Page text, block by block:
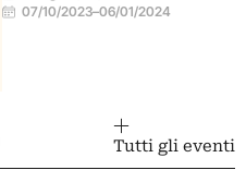
07/10/2023–06/01/2024
Tutti gli eventi